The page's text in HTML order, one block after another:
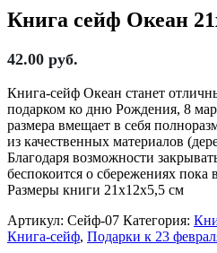
Книга сейф Океан
42.00 руб.
Книга-сейф Океан станет
подарком ко дню Рождения, 8
размера вмещает в себя
из качественных материалов
Благодаря возможности
беспокоится о сбережениях пока
Размеры книги 21х12х5,5 см
Артикул: Сейф-07 Категория:
Книга-сейф, Подарки к 23